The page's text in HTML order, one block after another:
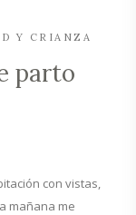
Y CRIANZA
parto
con vistas,
mañana me